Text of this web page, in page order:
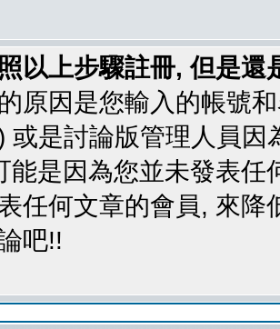
以上步驟註冊, 但是還
原因是您輸入的帳號
或是討論版管理人員
能是因為您並未發表
任何文章的會員, 來
吧!!